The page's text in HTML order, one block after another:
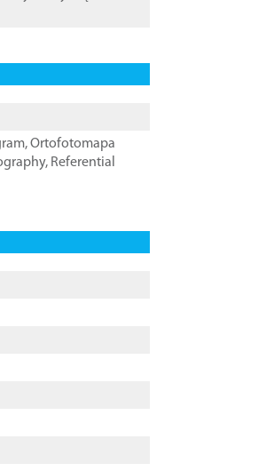
,Ortofotomapa
, Referential